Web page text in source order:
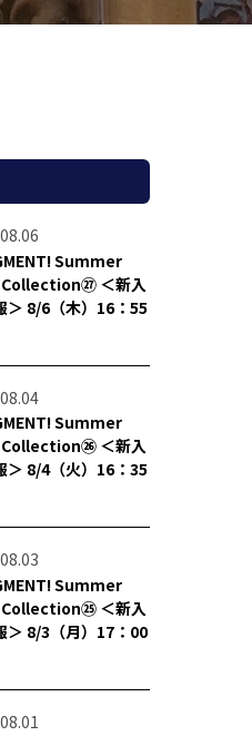
Summer
㉗ ＜新入
＞ 8/6（木）16：55
Summer
㉖ ＜新入
＞ 8/4（火）16：35
Summer
㉕ ＜新入
＞ 8/3（月）17：00